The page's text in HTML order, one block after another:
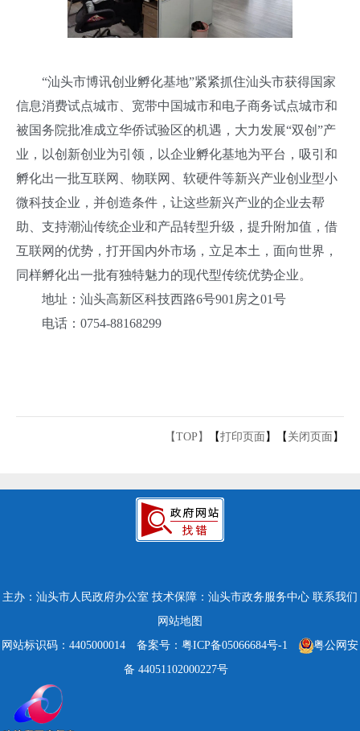
“汕头市博讯创业孵化基地”紧紧抓住汕头市获得国家
信息消费试点城市、宽带中国城市和电子商务试点城市和
被国务院批准成立华侨试验区的机遇，大力发展“双创”产
业，以创新创业为引领，以企业孵化基地为平台，吸引和
孵化出一批互联网、物联网、软硬件等新兴产业创业型小
微科技企业，并创造条件，让这些新兴产业的企业去帮
助、支持潮汕传统企业和产品转型升级，提升附加值，借
互联网的优势，打开国内外市场，立足本土，面向世界，
同样孵化出一批有独特魅力的现代型传统优势企业。
地址：汕头高新区科技西路6号901房之01号
电话：0754-88168299
【TOP】 【打印页面】【 关闭页面】
主办：汕头市人民政府办公室 技术保障：汕头市政务服务中心 联系我们
网站地图
网站标识码：4405000014
备案号：粤ICP备05066684号-1
粤公网安
备 44051102000227号